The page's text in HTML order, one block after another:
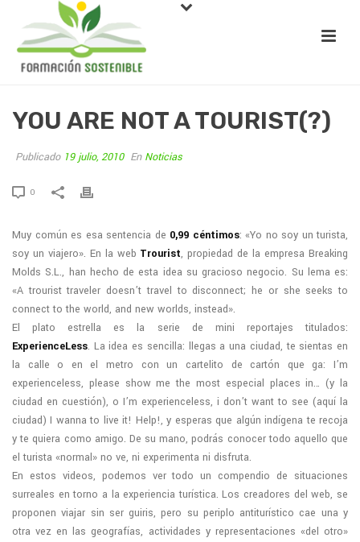
YOU ARE NOT A TOURIST(?)
Publicado 19 julio, 2010 En Noticias
0
Muy común es esa sentencia de 0,99 céntimos: «Yo no soy un turista,
soy un viajero». En la web Trourist, propiedad de la empresa Breaking
Molds S.L., han hecho de esta idea su gracioso negocio. Su lema es:
«A trourist traveler doesn’t travel to disconnect; he or she seeks to
connect to the world, and new worlds, instead».
El plato estrella es la serie de mini reportajes titulados:
ExperienceLess. La idea es sencilla: llegas a una ciudad, te sientas en
la calle o en el metro con un cartelito de cartón que ga: I’m
experienceless, please show me the most especial places in… (y la
ciudad en cuestión), o I’m experienceless, i don’t want to see (aquí la
ciudad) I wanna to live it! Help!, y esperas que algún indígena te recoja
y te quiera como amigo. De su mano, podrás conocer todo aquello que
el turista «normal» no ve, ni experimenta ni disfruta.
En estos videos, podemos ver todo un compendio de situaciones
surreales en torno a la experiencia turística. Los creadores del web, se
proponen viajar sin ser guiris, pero su periplo antiturístico cae una y
otra vez en las geografías, actividades y representaciones «del otro»